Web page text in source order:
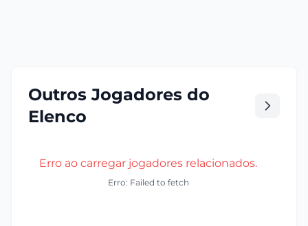
Outros Jogadores do
Elenco
Erro ao carregar jogadores relacionados.
Erro: Failed to fetch